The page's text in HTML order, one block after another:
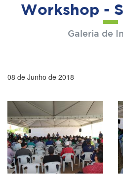
Workshop -
Galeria de
08 de Junho de 2018